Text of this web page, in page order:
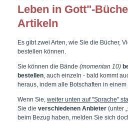
Leben in Gott"-
Artikeln
Es gibt zwei Arten, wie Sie die Bücher,
bestellen können.
Sie können die Bände (momentan 10)
bestellen , auch einzeln - bald kommt
heraus, indem alle Botschaften in
Wenn Sie, weiter unten auf "Sprache"
Sie die verschiedenen Anbieter (unter
beim Bezug haben, melden Sie sich